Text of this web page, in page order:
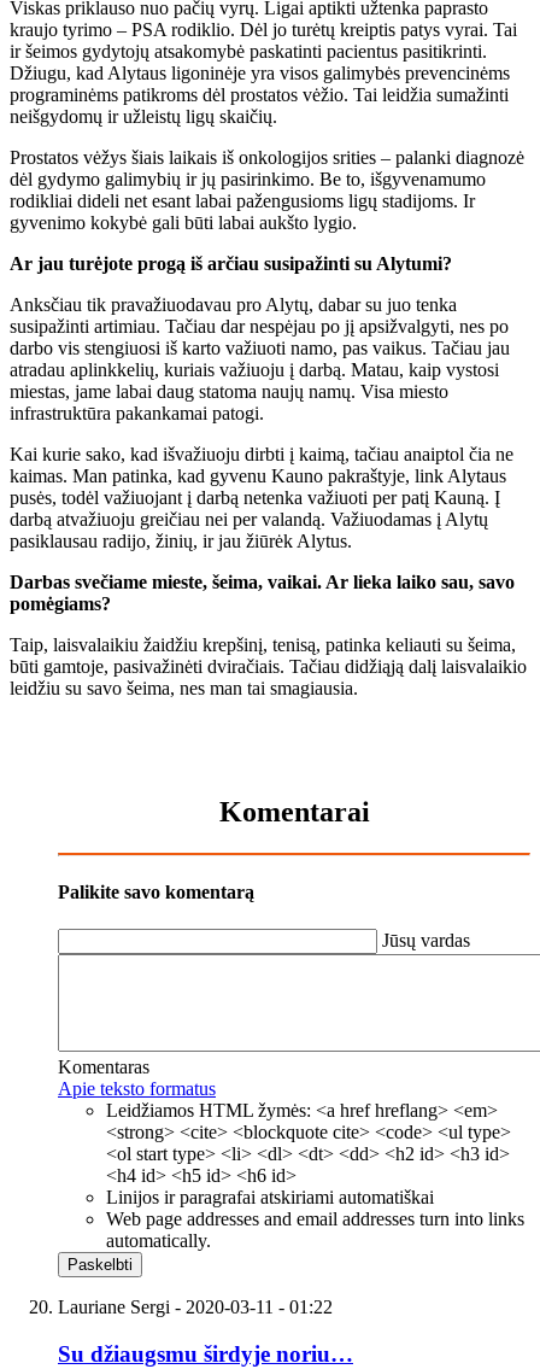
Viskas priklauso nuo pačių vyrų. Ligai aptikti užtenka paprasto
kraujo tyrimo – PSA rodiklio. Dėl jo turėtų kreiptis patys vyrai. Tai
ir šeimos gydytojų atsakomybė paskatinti pacientus pasitikrinti.
Džiugu, kad Alytaus ligoninėje yra visos galimybės prevencinėms
programinėms patikroms dėl prostatos vėžio. Tai leidžia sumažinti
neišgydomų ir užleistų ligų skaičių.
Prostatos vėžys šiais laikais iš onkologijos srities – palanki diagnozė
dėl gydymo galimybių ir jų pasirinkimo. Be to, išgyvenamumo
rodikliai dideli net esant labai pažengusioms ligų stadijoms. Ir
gyvenimo kokybė gali būti labai aukšto lygio.
Ar jau turėjote progą iš arčiau susipažinti su Alytumi?
Anksčiau tik pravažiuodavau pro Alytų, dabar su juo tenka
susipažinti artimiau. Tačiau dar nespėjau po jį apsižvalgyti, nes po
darbo vis stengiuosi iš karto važiuoti namo, pas vaikus. Tačiau jau
atradau aplinkkelių, kuriais važiuoju į darbą. Matau, kaip vystosi
miestas, jame labai daug statoma naujų namų. Visa miesto
infrastruktūra pakankamai patogi.
Kai kurie sako, kad išvažiuoju dirbti į kaimą, tačiau anaiptol čia ne
kaimas. Man patinka, kad gyvenu Kauno pakraštyje, link Alytaus
pusės, todėl važiuojant į darbą netenka važiuoti per patį Kauną. Į
darbą atvažiuoju greičiau nei per valandą. Važiuodamas į Alytų
pasiklausau radijo, žinių, ir jau žiūrėk Alytus.
Darbas svečiame mieste, šeima, vaikai. Ar lieka laiko sau, savo
pomėgiams?
Taip, laisvalaikiu žaidžiu krepšinį, tenisą, patinka keliauti su šeima,
būti gamtoje, pasivažinėti dviračiais. Tačiau didžiąją dalį laisvalaikio
leidžiu su savo šeima, nes man tai smagiausia.
Komentarai
Palikite savo komentarą
Jūsų vardas
Komentaras
Apie teksto formatus
Leidžiamos HTML žymės: <a href hreflang> <em>
<strong> <cite> <blockquote cite> <code> <ul type>
<ol start type> <li> <dl> <dt> <dd> <h2 id> <h3 id>
<h4 id> <h5 id> <h6 id>
Linijos ir paragrafai atskiriami automatiškai
Web page addresses and email addresses turn into links
automatically.
Lauriane Sergi - 2020-03-11 - 01:22
Su džiaugsmu širdyje noriu…